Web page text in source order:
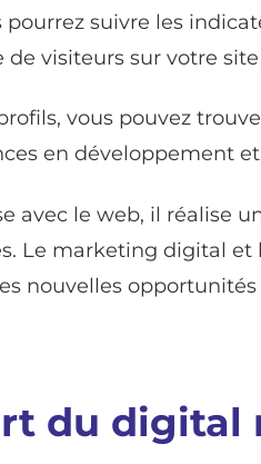
pourrez suivre les
de visiteurs sur votre
vous pouvez
en développement
avec le web, il réalise
Le marketing digital et
nouvelles opportunités
du digital